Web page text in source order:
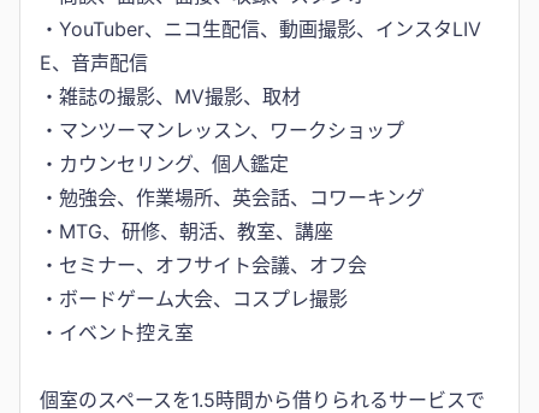
・YouTuber、ニコ生配信、動画撮影、インスタLIV
E、音声配信
・雑誌の撮影、MV撮影、取材
・マンツーマンレッスン、ワークショップ
・カウンセリング、個人鑑定
・勉強会、作業場所、英会話、コワーキング
・MTG、研修、朝活、教室、講座
・セミナー、オフサイト会議、オフ会
・ボードゲーム大会、コスプレ撮影
・イベント控え室
個室のスペースを1.5時間から借りられるサービスで